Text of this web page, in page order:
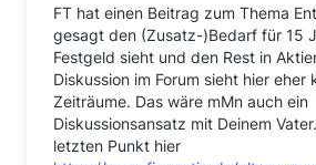
FT hat einen Beitrag zum Thema
gesagt den (Zusatz-)Bedarf für 15
Festgeld sieht und den Rest in
Diskussion im Forum sieht hier eher
Zeiträume. Das wäre mMn auch ein
Diskussionsansatz mit Deinem
letzten Punkt hier